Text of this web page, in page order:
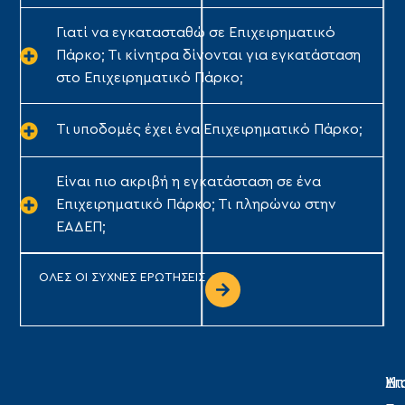
Γιατί να εγκατασταθώ σε Επιχειρηματικό
Πάρκο; Τι κίνητρα δίνονται για εγκατάσταση
στο Επιχειρηματικό Πάρκο;
Τι υποδομές έχει ένα Επιχειρηματικό Πάρκο;
Είναι πιο ακριβή η εγκατάσταση σε ένα
Επιχειρηματικό Πάρκο; Τι πληρώνω στην
ΕΑΔΕΠ;
ΟΛΕΣ ΟΙ ΣΥΧΝΕΣ ΕΡΩΤΗΣΕΙΣ
Η